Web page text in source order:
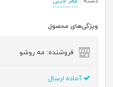
ویژگی‌های محصول
فروشنده: مه رو‌شو
آماده ارسال